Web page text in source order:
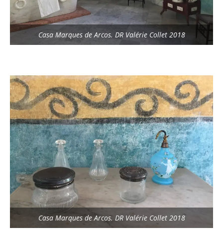
Casa Marques de Arcos. DR Valérie Collet 2018
Casa Marques de Arcos. DR Valérie Collet 2018